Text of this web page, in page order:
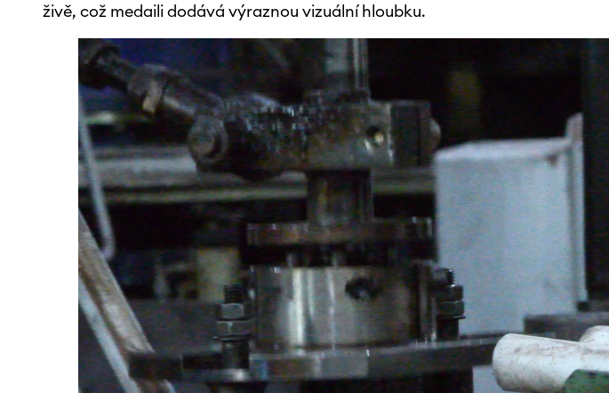
živě, což medaili dodává výraznou vizuální hloubku.